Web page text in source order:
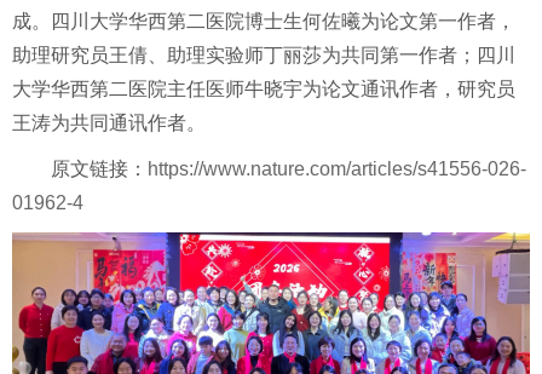
成。四川大学华西第二医院博士生何佐曦为论文第一作者，
助理研究员王倩、助理实验师丁丽莎为共同第一作者；四川
大学华西第二医院主任医师牛晓宇为论文通讯作者，研究员
王涛为共同通讯作者。
原文链接： https://www.nature.com/articles/s41556-026-
01962-4